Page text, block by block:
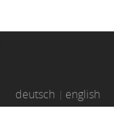
deutsch english